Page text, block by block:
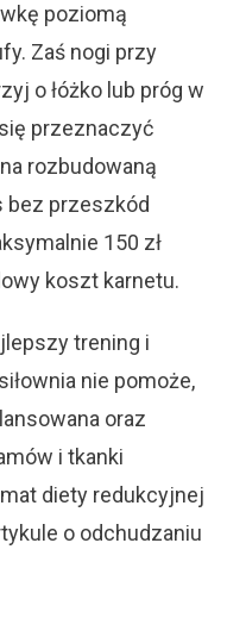
poziomą
Zaś nogi przy
o łóżko lub próg w
przeznaczyć
rozbudowaną
bez przeszkód
150 zł
koszt karnetu.
trening i
nie pomoże,
oraz
i tkanki
diety redukcyjnej
o odchudzaniu